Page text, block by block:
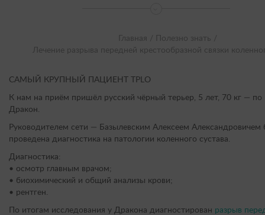
Главная /
Полезно знать /
Лечение разрыва передней крестообразной связки
САМЫЙ КРУПНЫЙ ПАЦИЕНТ TPLO
К нам на приём пришёл русский чёрный терьер, 5 лет, 70 кг — по
Дракон.
Руководителем сети — Базылевским Алексеем Александровичем
проведена диагностика на патологии коленного сустава.
Диагностика:
• осмотр главным врачом;
• биохимический и общий анализы крови;
• рентген.
По итогам исследования у Дракона диагностирован разрыв